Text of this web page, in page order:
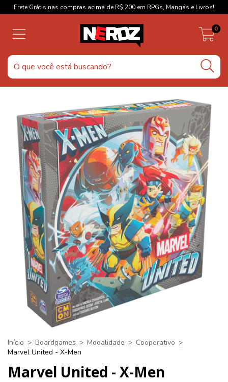
Frete Grátis nas compras acima de R$ 200 em RPGs, Mangás e Livros!
0
Início > Boardgames > Modalidade > Cooperativo >
Marvel United - X-Men
Marvel United - X-Men